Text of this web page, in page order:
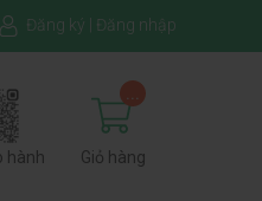
Đăng ký Đăng nhập
hành Giỏ hàng